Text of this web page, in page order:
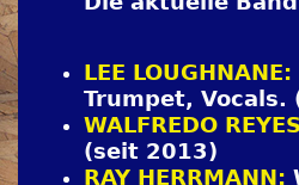
LEE LOUGHNANE:
Trumpet, Vocals.
WALFREDO
(seit 2013)
RAY HERRMANN: